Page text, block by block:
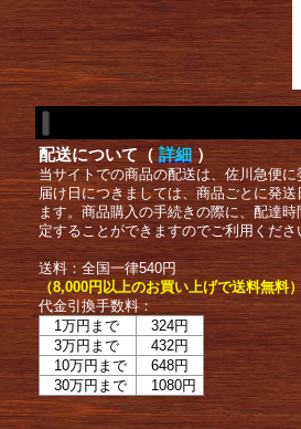
配送について（ 詳細 ）
当サイトでの商品の配送は、佐川急便
届け日につきましては、商品ごとに発
ます。商品購入の手続きの際に、配達
定することができますのでご利用くださ
送料：全国一律540円
（8,000円以上のお買い上げで送料無料
代金引換手数料：
1万円まで
324円
3万円まで
432円
10万円まで
648円
30万円まで
1080円